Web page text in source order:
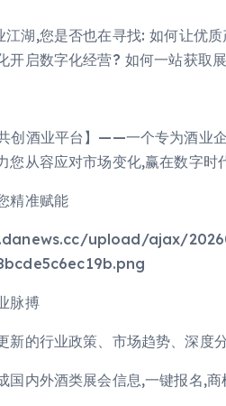
江湖,您是否也在寻找: 如何让优
开启数字化经营? 如何一站获取
创酒业平台】——一个专为酒业
您从容应对市场变化,赢在数字时
精准赋能
脉搏
新的行业政策、市场趋势、深度
国内外酒类展会信息,一键报名,商